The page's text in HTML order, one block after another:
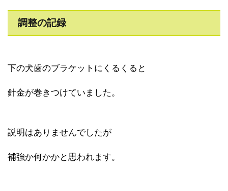
調整の記録
下の犬歯のブラケットにくるくると
針金が巻きつけていました。
説明はありませんでしたが
補強か何かかと思われます。